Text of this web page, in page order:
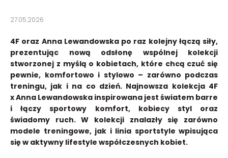
27.05.2026
4F oraz Anna Lewandowska po raz kolejny łączą siły,
prezentując nową odsłonę wspólnej kolekcji
stworzonej z myślą o kobietach, które chcą czuć się
pewnie, komfortowo i stylowo – zarówno podczas
treningu, jak i na co dzień. Najnowsza kolekcja 4F
x Anna Lewandowska inspirowana jest światem barre
i łączy sportowy komfort, kobiecy styl oraz
świadomy ruch. W kolekcji znalazły się zarówno
modele treningowe, jak i linia sportstyle wpisująca
się w aktywny lifestyle współczesnych kobiet.